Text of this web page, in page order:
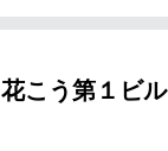
花こう第１ビル